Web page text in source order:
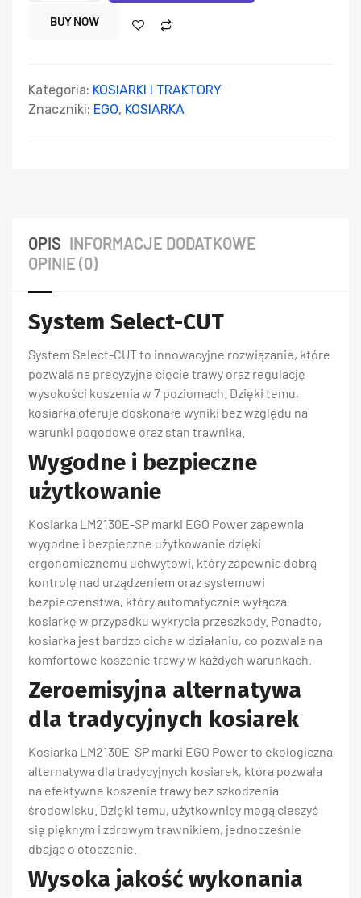
BUY NOW
Kategoria: KOSIARKI I TRAKTORY
Znaczniki: EGO, KOSIARKA
OPIS INFORMACJE DODATKOWE
OPINIE (0)
System Select-CUT
System Select-CUT to innowacyjne rozwiązanie, które
pozwala na precyzyjne cięcie trawy oraz regulację
wysokości koszenia w 7 poziomach. Dzięki temu,
kosiarka oferuje doskonałe wyniki bez względu na
warunki pogodowe oraz stan trawnika.
Wygodne i bezpieczne
użytkowanie
Kosiarka LM2130E-SP marki EGO Power zapewnia
wygodne i bezpieczne użytkowanie dzięki
ergonomicznemu uchwytowi, który zapewnia dobrą
kontrolę nad urządzeniem oraz systemowi
bezpieczeństwa, który automatycznie wyłącza
kosiarkę w przypadku wykrycia przeszkody. Ponadto,
kosiarka jest bardzo cicha w działaniu, co pozwala na
komfortowe koszenie trawy w każdych warunkach.
Zeroemisyjna alternatywa
dla tradycyjnych kosiarek
Kosiarka LM2130E-SP marki EGO Power to ekologiczna
alternatywa dla tradycyjnych kosiarek, która pozwala
na efektywne koszenie trawy bez szkodzenia
środowisku. Dzięki temu, użytkownicy mogą cieszyć
się pięknym i zdrowym trawnikiem, jednocześnie
dbając o otoczenie.
Wysoka jakość wykonania